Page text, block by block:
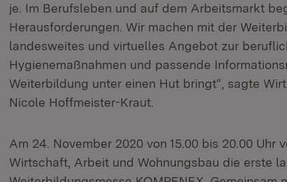
je. Im Berufsleben und auf dem Arbeitsmarkt
Herausforderungen. Wir machen mit der
landesweites und virtuelles Angebot zur
Hygienemaßnahmen und passende
Weiterbildung unter einen Hut bringt“, sagte
Nicole Hoffmeister-Kraut.
Am 24. November 2020 von 15.00 bis 20.00 Uhr
Wirtschaft, Arbeit und Wohnungsbau die erste